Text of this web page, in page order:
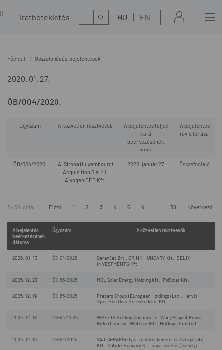
Iratbetekintés Kereső HU EN
Főoldal Összefonódás-bejelentések
2020. 01. 27.
ÖB/004/2020.
Ügyszám A közvetlen résztvevők
A bejelentés teljes
körű
beérkezésének
napja
A bejelentés
rövid leírása
ÖB/004/2020.
Al Sirona (Luxembourg)
Acquisition S.à. r.l.
Alvogen CEE Kft.
2020. január 27. Összefoglaló
3 - 38. oldal Előző 1 2 3 4 5 6 38 Következő
A bejelentés
beérkezésének
dátuma
Ügyszám A közvetlen résztvevők
2026. 01. 13 ÖB-01/2026
GaranSec Zrt., ORINK HUNGARY Kft., SELIX
INVESTMENTS Kft.
2025. 12. 23 ÖB-66/2025 MOL Solar Energy Holding Kft.; PolSolar Kft.
2025. 12. 19 ÖB-65/2025
Frasers Group (European Holdings) Ltd.; Hervis
Sport- és Divatkereskedelmi Kft.
2025. 12. 18 ÖB-64/2025
WPEF IX Holding Coöperatief W.A.; Project Power
Bidco Limited ; Watermill-CT Holdings Limited
2025. 12. 16 ÖB-62/2025
VAJDA-PAPÍR Gyártó, Kereskedelmi és Szolgáltató
Kft.; Sofidel Hungary Kft. saját márkás (és helyi